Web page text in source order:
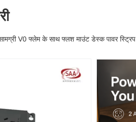
V0 फ्लेम के साथ फ्लश माउंट डेस्क पावर स्ट्रिप